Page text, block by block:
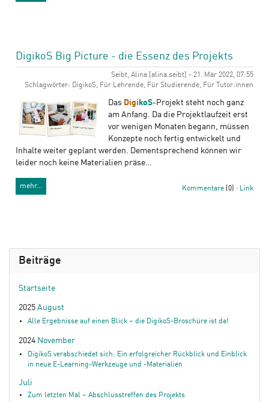
DigikoS Big Picture - die Essenz des Projekts
Seibt, Alina [alina.seibt] - 21. Mär 2022, 07:55
Schlagwörter: DigikoS, Für Lehrende, Für Studierende, Für Tutor:innen
Das Digi koS-Projekt steht noch ganz
am Anfang. Da die Projektlaufzeit erst
vor wenigen Monaten begann, müssen
Konzepte noch fertig entwickelt und
Inhalte weiter geplant werden. Dementsprechend können wir
leider noch keine Materialien präse…
mehr… Kommentare (0) · Link
Beiträge
Startseite
2025 August
Alle Ergebnisse auf einen Blick – die DigikoS-Broschüre ist da!
2024 November
DigikoS verabschiedet sich: Ein erfolgreicher Rückblick und Einblick
in neue E-Learning-Werkzeuge und -Materialien
Juli
Zum letzten Mal – Abschlusstreffen des Projekts